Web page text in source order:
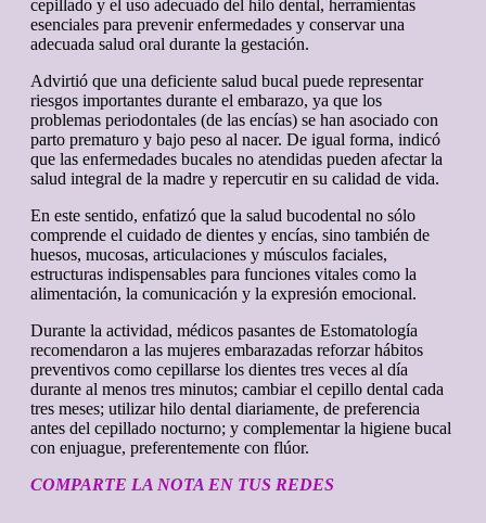
cepillado y el uso adecuado del hilo dental, herramientas
esenciales para prevenir enfermedades y conservar una
adecuada salud oral durante la gestación.
Advirtió que una deficiente salud bucal puede representar
riesgos importantes durante el embarazo, ya que los
problemas periodontales (de las encías) se han asociado con
parto prematuro y bajo peso al nacer. De igual forma, indicó
que las enfermedades bucales no atendidas pueden afectar la
salud integral de la madre y repercutir en su calidad de vida.
En este sentido, enfatizó que la salud bucodental no sólo
comprende el cuidado de dientes y encías, sino también de
huesos, mucosas, articulaciones y músculos faciales,
estructuras indispensables para funciones vitales como la
alimentación, la comunicación y la expresión emocional.
Durante la actividad, médicos pasantes de Estomatología
recomendaron a las mujeres embarazadas reforzar hábitos
preventivos como cepillarse los dientes tres veces al día
durante al menos tres minutos; cambiar el cepillo dental cada
tres meses; utilizar hilo dental diariamente, de preferencia
antes del cepillado nocturno; y complementar la higiene bucal
con enjuague, preferentemente con flúor.
COMPARTE LA NOTA EN TUS REDES